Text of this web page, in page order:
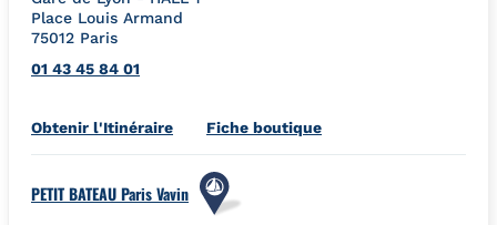
Place Louis Armand
75012 Paris
01 43 45 84 01
Obtenir l'ItinéraireLink Opens in New Tab
Fiche boutique
PETIT BATEAU Paris Vavin